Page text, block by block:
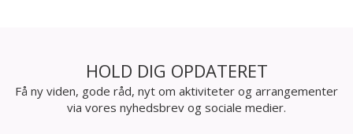
HOLD DIG OPDATERET
Få ny viden, gode råd, nyt om aktiviteter og arrangementer
via vores nyhedsbrev og sociale medier.